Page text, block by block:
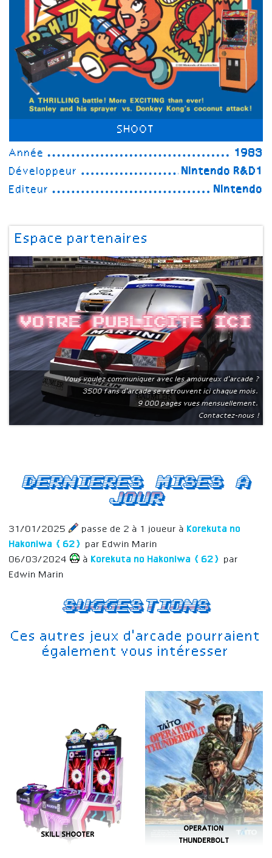
SHOOT
Année
1983
Développeur
Nintendo R&D1
Editeur
Nintendo
Espace partenaires
Votre publicite ici
Vous voulez communiquer avec les amoureux d'arcade ?
3500 fans d'arcade se retrouvent ici chaque mois.
9 000 pages vues mensuellement.
Contactez-nous !
Suggestions
Ces autres jeux d'arcade pourraient
également vous intéresser
SKILL SHOOTER
OPERATION
THUNDERBOLT
Dernieres mises a
jour
31/01/2025 passe de 2 à 1 joueur à Korekuta no
Hakoniwa (62)
par Edwin Marin
06/03/2024
à Korekuta no Hakoniwa (62)
par
Edwin Marin